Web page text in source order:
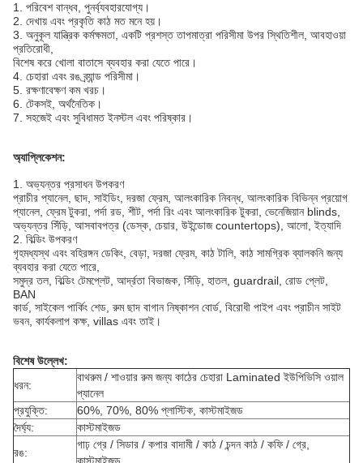
1. পরিবেশ বান্ধব, পুনর্ব্যবহারযোগ্য।
2. দেখায় এবং প্রকৃতি কাঠ মত মনে হয়।
3. অনুকূল যান্ত্রিক কর্মক্ষমতা, একটি প্রশস্ত তাপমাত্রা পরিসীমা উপর স্থিতিশীল, আবহাওয়া
প্রতিরোধী,
বিশেষ করে খোলা বাতাসে ব্যবহার করা যেতে পারে।
4. চেহারা এবং রঙ ব্র্যান্ড পরিসীমা।
5. রক্ষণাবেক্ষণ কম খরচ।
6. টেকসই, অর্থনৈতিক।
7. সহজেই এবং সুবিধামত ইনস্টল এবং পরিষ্কার।
অ্যাপ্লিকেশন:
1. অভ্যন্তর প্রসাধন উপকরণ
প্রাচীর প্যানেল, ছাদ, সাইডিং, দরজা ফ্রেম, আলংকারিক নিবন্ধ, আলংকারিক বিভিন্ন প্রয়োগ
প্যানেল, ফ্রেম টুকরা, পর্দা রড, শীট, পর্দা রিং এবং আলংকারিক টুকরা, ভেনেজিয়ান blinds,
অভ্যন্তর সিঁড়ি, আসবাবপত্র (ডেস্ক, চেয়ার, উইন্ডোজ countertops), আলো, ইত্যাদি
2. বিল্ডিং উপকরণ
গৃহমধ্যস্থ এবং বহিরঙ্গন ডেকিং, বেড়া, দরজা ফ্রেম, কাঠ টালি, কাঠ সামগ্রিক ব্যালকনি জন্য
ব্যবহার করা যেতে পারে,
সমুদ্র তল, বিল্ডিং টেমপ্লেট, আর্দ্রতা বিভাজক, সিঁড়ি, হাতল, guardrail, রোড প্লেট,
BAN
কার্ড, সাইকেল পার্কিং শেড, রুম ছাদ বাগান নিষ্কাশন বোর্ড, বিরোধী পাইপ এবং প্রাচীন সাইট
ভবন, কার্যকলাপ কক্ষ, villas এবং তাই।
বিশেষ উল্লেখ:
ধরন:
বাথরুম / শাওয়ার রুম জন্য কাঠের চেহারা Laminated ইউপিভিসি ওয়াল
প্যানেল
প্রযুক্তি:
60%, 70%, 80% প্লাস্টিক, কাস্টমাইজড
দৈর্ঘ্য:
কাস্টমাইজড
রঙ:
গাঢ় গ্রে / সিডার / কপার বাদামী / কাঠ / চন্দন কাঠ / কফি / গ্রে,